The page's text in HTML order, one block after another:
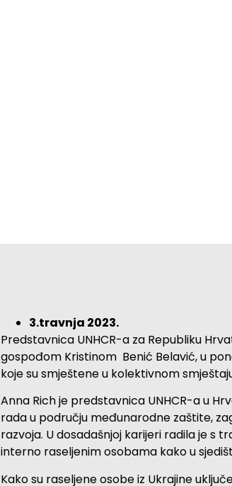
3.travnja 2023.
Predstavnica UNHCR-a za Republiku
gospođom Kristinom Benić Belavić, u
koje su smještene u kolektivnom
Anna Rich je predstavnica UNHCR-a u
rada u području međunarodne zaštite,
razvoja. U dosadašnjoj karijeri radila je s
interno raseljenim osobama kako u
Kako su raseljene osobe iz Ukrajine